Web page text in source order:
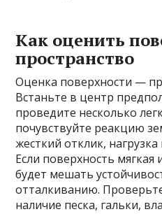
Как оценить
пространство
Оценка поверхности —
Встаньте в центр
проведите несколько
почувствуйте реакцию
жесткий отклик,
Если поверхность
будет мешать
отталкиванию.
наличие песка, гальки,